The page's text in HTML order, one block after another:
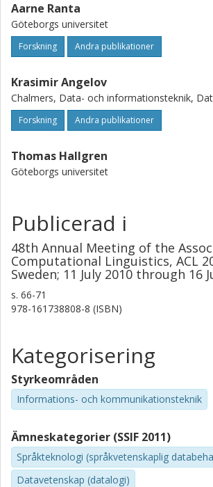
Aarne Ranta
Göteborgs universitet
Forskning Andra publikationer
Krasimir Angelov
Chalmers, Data- och informationsteknik,
Forskning Andra publikationer
Thomas Hallgren
Göteborgs universitet
Publicerad i
48th Annual Meeting of the
Computational Linguistics, ACL
Sweden; 11 July 2010 through 16
s. 66-71
978-161738808-8 (ISBN)
Kategorisering
Styrkeområden
Informations- och kommunikationsteknik
Ämneskategorier (SSIF 2011)
Språkteknologi (språkvetenskaplig
Datavetenskap (datalogi)